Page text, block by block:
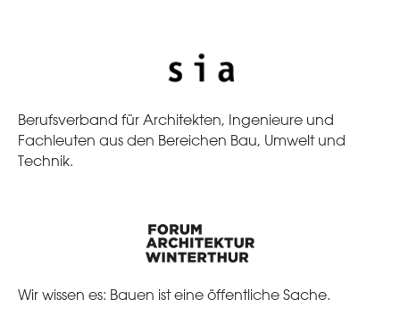
Berufsverband für Architekten, Ingenieure und
Fachleuten aus den Bereichen Bau, Umwelt und
Technik.
Wir wissen es: Bauen ist eine öffentliche Sache.